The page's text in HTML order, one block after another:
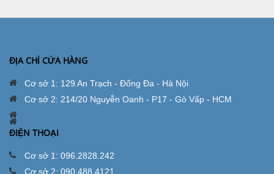
ĐỊA CHỈ CỬA HÀNG
Cơ sở 1: 129 An Trạch - Đống Đa - Hà Nội
Cơ sở 2: 214/20 Nguyễn Oanh - P17 - Gò Vấp - HCM
ĐIỆN THOẠI
Cơ sở 1: 096.2828.242
Cơ sở 2: 090.488.4121